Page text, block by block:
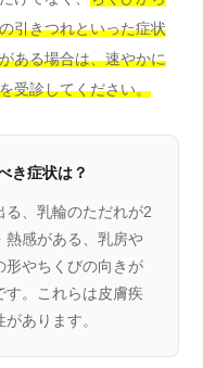
引きつれといった症状
ある場合は、速やかに
受診してください。
き症状は？
る、乳輪のただれが2
熱感がある、乳房や
形やちくびの向きが
す。これらは皮膚疾
あります。